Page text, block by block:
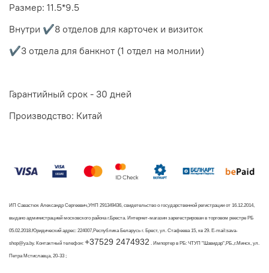
Размер: 11.5*9.5
Внутри ✔️8 отделов для карточек и визиток
✔️3 отдела для банкнот (1 отдел на молнии)
Гарантийный срок - 30 дней
Производство: Китай
ИП Савастюк Александр Сергеевич,УНП 291349436, свидетельство о государственной регистрации от 16.12.2014,
выдано администрацией московского района г.Бреста. Интернет-магазин зарегестрирован в торговом реестре РБ
05.02.2018.Юридический адрес: 224007,Республика Беларусь г. Брест, ул. Стафеева 15, кв 29. E-mail:sava-
shop@ya.by. Контактный телефон: +37529 2474932 . Импортер в РБ: ЧТУП "Шавидар",РБ.,г.Минск, ул.
Петра Мстиславца, 20-33 ;